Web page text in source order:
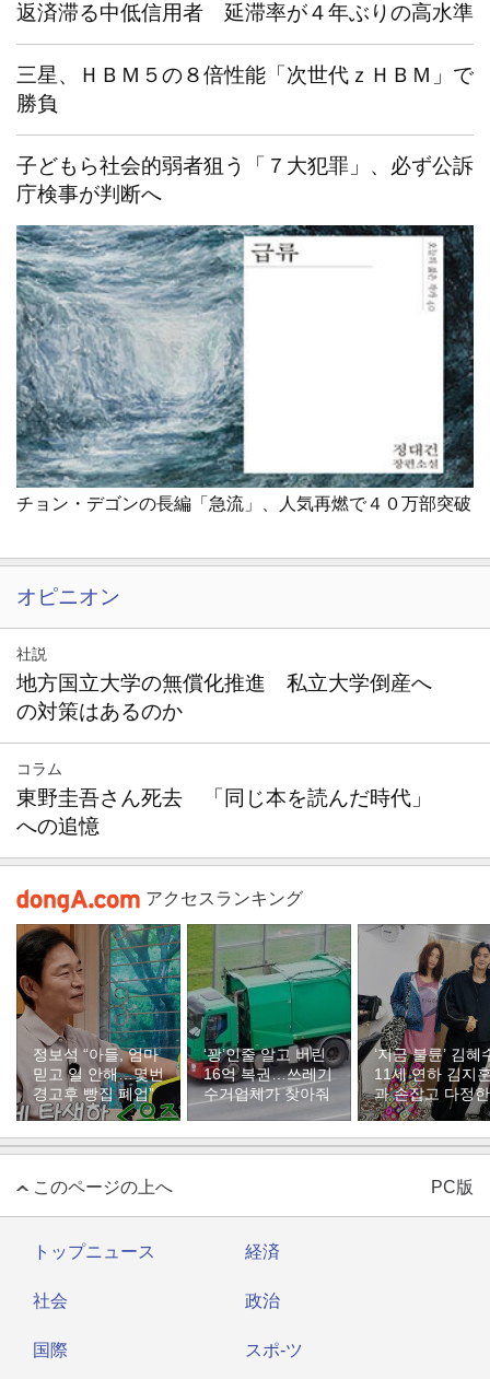
返済滞る中低信用者 延滞率が４年ぶりの高水準
三星、ＨＢＭ５の８倍性能「次世代ｚＨＢＭ」で
勝負
子どもら社会的弱者狙う「７大犯罪」、必ず公訴
庁検事が判断へ
チョン・デゴンの長編「急流」、人気再燃で４０万部突破
オピニオン
社説
地方国立大学の無償化推進 私立大学倒産へ
の対策はあるのか
コラム
東野圭吾さん死去 「同じ本を読んだ時代」
への追憶
アクセスランキング
정보석 “아들, 엄마
믿고 일 안해…몇번
경고후 빵집 폐업”
‘꽝’인줄 알고 버린
16억 복권…쓰레기
수거업체가 찾아줘
‘지금 불륜’ 김혜
11세 연하 김지
과 손잡고 다정한
‘부부 케미’
このページの上へ PC版
トップニュース 経済
社会 政治
国際 スポ-ツ